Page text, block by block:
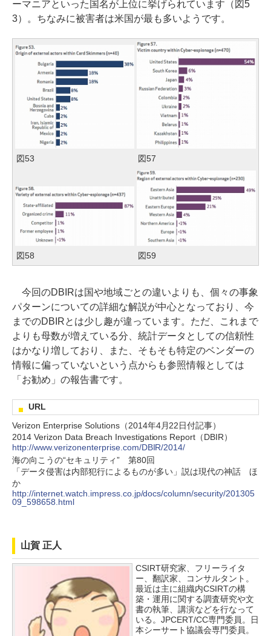
ーマニアといった国名が上位に挙げられています（図5
3）。ちなみに被害者は米国が最も多いようです。
図53 図57
図58 図59
今回のDBIRは国や地域ごとの違いよりも、個々の事象
パターンについての詳細な解説が中心となっており、今
までのDBIRとは少し趣が違っています。ただ、これまで
よりも母数が増えている分、統計データとしての信頼性
はかなり増しており、また、そもそも特定のベンダーの
情報に偏っていないという点からも参照情報としては
「お勧め」の報告書です。
URL
Verizon Enterprise Solutions（2014年4月22日付記事）
2014 Verizon Data Breach Investigations Report（DBIR）
http://www.verizonenterprise.com/DBIR/2014/
海の向こうの“セキュリティ” 第80回
「データ侵害は内部犯行によるものが多い」説は現代の神話 ほ
か
http://internet.watch.impress.co.jp/docs/column/security/201305
09_598658.html
山賀 正人
CSIRT研究家、フリーライタ
ー、翻訳家、コンサルタント。
最近は主に組織内CSIRTの構
築・運用に関する調査研究や文
書の執筆、講演などを行なって
いる。JPCERT/CC専門委員。日
本シーサート協議会専門委員。